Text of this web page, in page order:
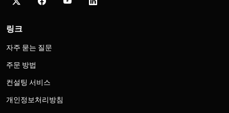
링크
자주 묻는 질문
주문 방법
컨설팅 서비스
개인정보처리방침